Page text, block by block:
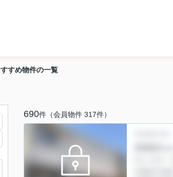
すめ物件の一覧
690件（会員物件 317件）